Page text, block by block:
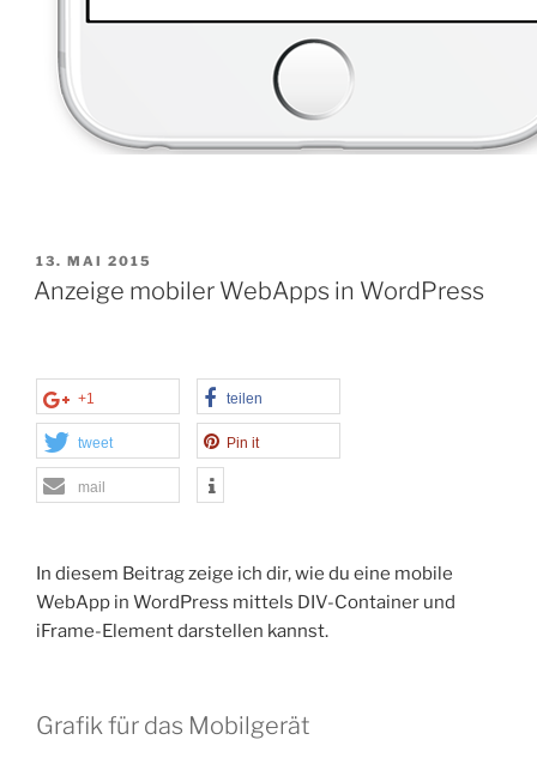
VERÖFFENTLICHT
AM
13. MAI 2015
Anzeige mobiler WebApps in WordPress
+1 teilen
tweet Pin it
mail
In diesem Beitrag zeige ich dir, wie du eine mobile
WebApp in WordPress mittels DIV-Container und
iFrame-Element darstellen kannst.
Grafik für das Mobilgerät